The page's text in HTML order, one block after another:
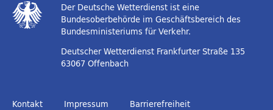
Der Deutsche Wetterdienst ist eine
Bundesoberbehörde im Geschäftsbereich des
Bundesministeriums für Verkehr.
Deutscher Wetterdienst Frankfurter Straße 135
63067 Offenbach
Kontakt Impressum Barrierefreiheit